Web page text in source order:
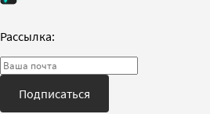
Рассылка:
Подписаться